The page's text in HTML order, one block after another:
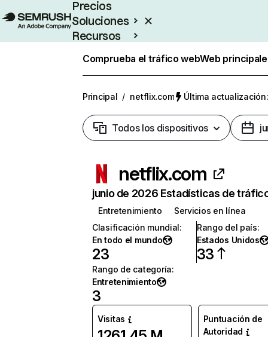
Precios
Soluciones
Recursos
Comprueba el tráfico webWeb
Principal / netflix.com Última
Todos los dispositivos
netflix.com
junio de 2026 Estadísticas de
Entretenimiento
Servicios en línea
Clasificación mundial:
En todo el mundo
23
Rango del país:
Estados Unidos
33
Rango de categoría:
Entretenimiento
3
Visitas
Puntuación de
Autoridad